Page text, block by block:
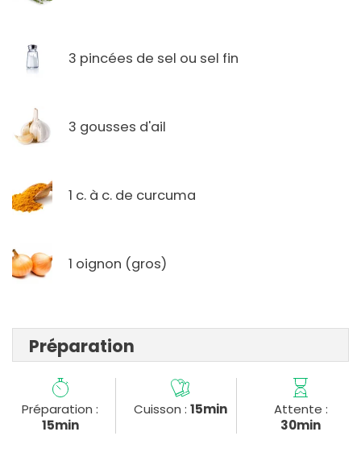
3 pincées de sel ou sel fin
3 gousses d'ail
1 c. à c. de curcuma
1 oignon (gros)
Préparation
Préparation :
15min
Cuisson : 15min
Attente :
30min